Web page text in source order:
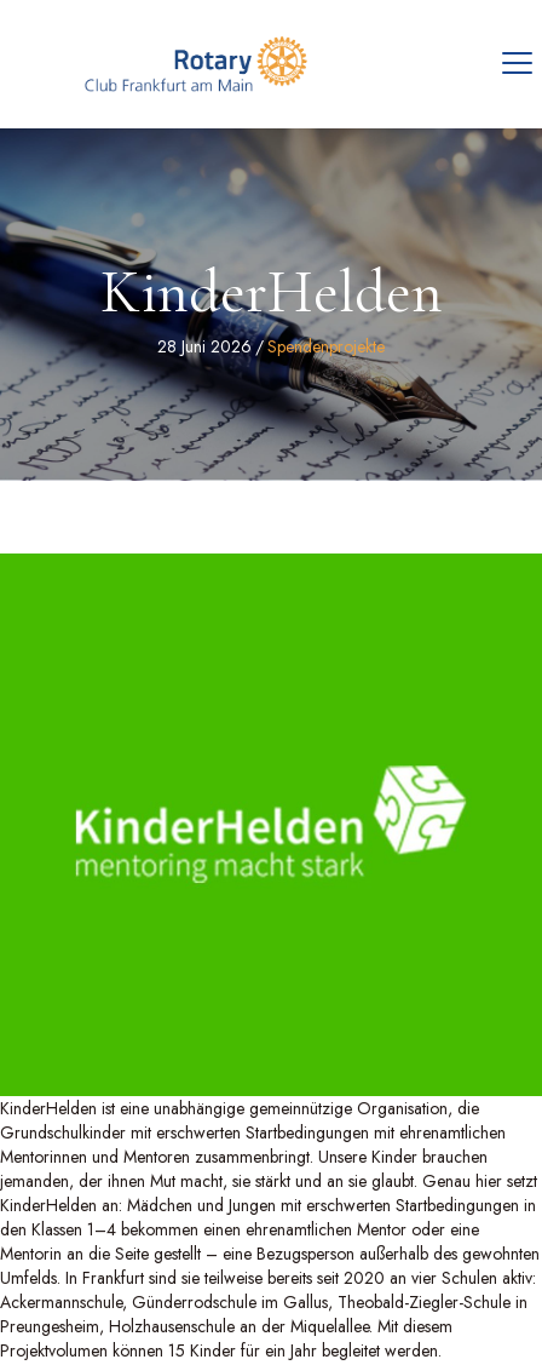
KinderHelden
28 Juni 2026/Spendenprojekte
KinderHelden ist eine unabhängige gemeinnützige Organisation, die
Grundschulkinder mit erschwerten Startbedingungen mit ehrenamtlichen
Mentorinnen und Mentoren zusammenbringt. Unsere Kinder brauchen
jemanden, der ihnen Mut macht, sie stärkt und an sie glaubt. Genau hier setzt
KinderHelden an: Mädchen und Jungen mit erschwerten Startbedingungen in
den Klassen 1–4 bekommen einen ehrenamtlichen Mentor oder eine
Mentorin an die Seite gestellt – eine Bezugsperson außerhalb des gewohnten
Umfelds. In Frankfurt sind sie teilweise bereits seit 2020 an vier Schulen aktiv:
Ackermannschule, Günderrodschule im Gallus, Theobald-Ziegler-Schule in
Preungesheim, Holzhausenschule an der Miquelallee. Mit diesem
Projektvolumen können 15 Kinder für ein Jahr begleitet werden.